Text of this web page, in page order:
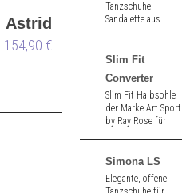
Astrid
154,90 €
Tanzschuhe
Sandalette aus
Absatz.
Slim Fit
Converter
Slim Fit Halbsohle
der Marke Art Sport
by Ray Rose für
Simona LS
Elegante, offene